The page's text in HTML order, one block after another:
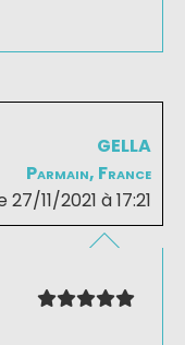
GELLA
Parmain, France
27/11/2021 à 17:21